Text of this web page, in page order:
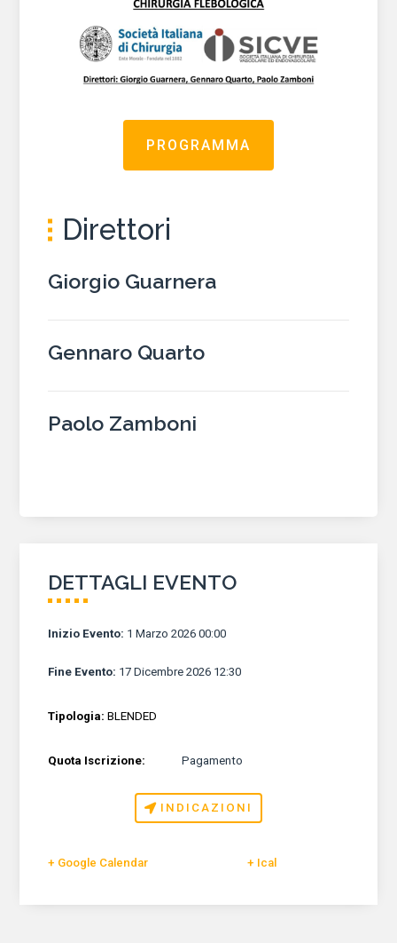
PROGRAMMA
Direttori
Giorgio Guarnera
Gennaro Quarto
Paolo Zamboni
DETTAGLI EVENTO
Inizio Evento: 1 Marzo 2026 00:00
Fine Evento: 17 Dicembre 2026 12:30
Tipologia:BLENDED
Quota Iscrizione: Pagamento
INDICAZIONI
+ Google Calendar + Ical